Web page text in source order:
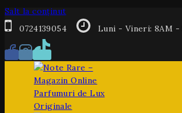
Salt la conținut
0724139054
Luni - Vineri: 8AM -